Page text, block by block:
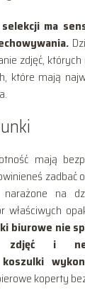
ma
zdjęć,
które mają
mają
zadbać
na
biurowe nie
zdjęć i
koperty